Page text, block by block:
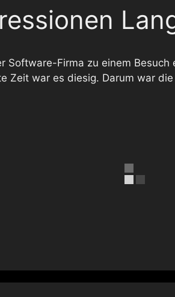
Software-Firma zu einem
Zeit war es diesig. Darum war